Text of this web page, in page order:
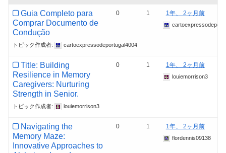
Guia Completo para
Comprar Documento de
Condução
トピック作成者: cartoexpressodeportugal4004
0 1 1年、 2ヶ月前
Title: Building
Resilience in Memory
Caregivers: Nurturing
Strength in Senior.
トピック作成者: louiemorrison3
0 1 1年、 2ヶ月前
louiemorrison3
Navigating the
Memory Maze:
Innovative Approaches to
0 1 1年、 2ヶ月前
flordennis09138